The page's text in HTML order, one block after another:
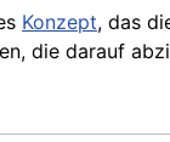
Konzept, das
die darauf